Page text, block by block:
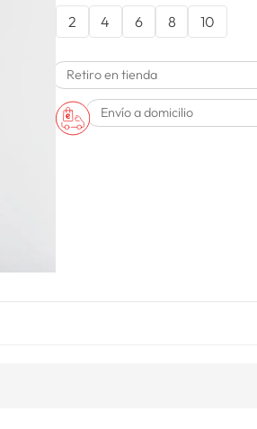
2 4 6 8 10
Retiro en tienda
Envío a domicilio